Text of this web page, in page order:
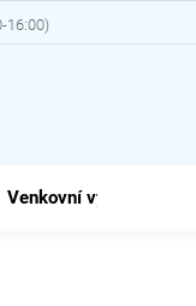
Venkovní vybavení